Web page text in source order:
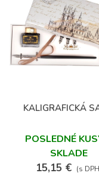
KALIGRAFICKÁ
POSLEDNÉ
SKLADE
15,15 € (s